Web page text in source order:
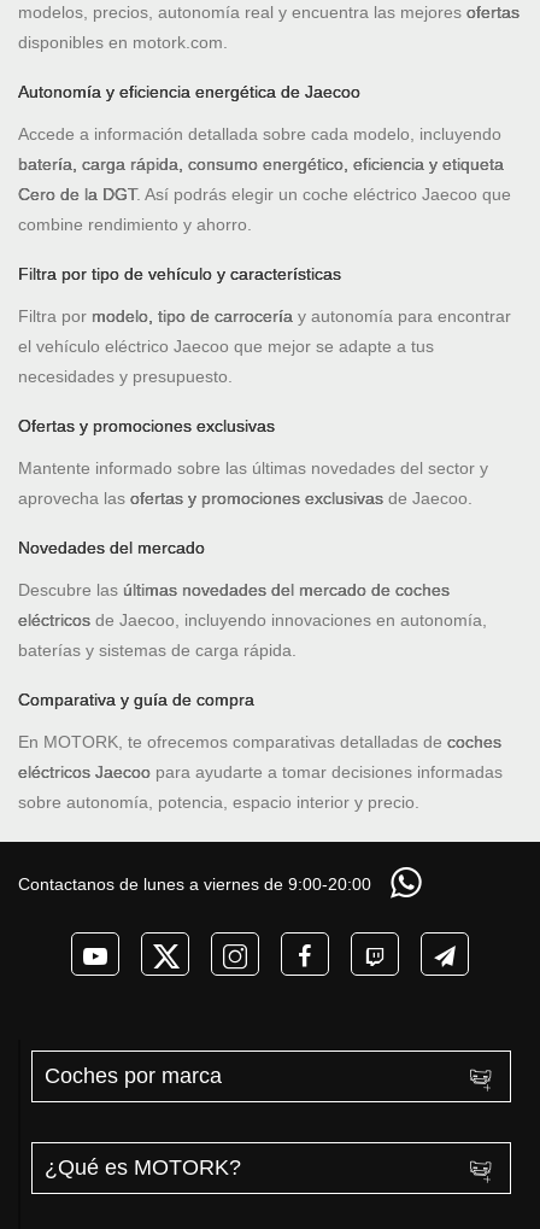
modelos, precios, autonomía real y encuentra las mejores ofertas
disponibles en motork.com.
Autonomía y eficiencia energética de Jaecoo
Accede a información detallada sobre cada modelo, incluyendo
batería, carga rápida, consumo energético, eficiencia y etiqueta
Cero de la DGT. Así podrás elegir un coche eléctrico Jaecoo que
combine rendimiento y ahorro.
Filtra por tipo de vehículo y características
Filtra por modelo, tipo de carrocería y autonomía para encontrar
el vehículo eléctrico Jaecoo que mejor se adapte a tus
necesidades y presupuesto.
Ofertas y promociones exclusivas
Mantente informado sobre las últimas novedades del sector y
aprovecha las ofertas y promociones exclusivas de Jaecoo.
Novedades del mercado
Descubre las últimas novedades del mercado de coches
eléctricos de Jaecoo, incluyendo innovaciones en autonomía,
baterías y sistemas de carga rápida.
Comparativa y guía de compra
En MOTORK, te ofrecemos comparativas detalladas de coches
eléctricos Jaecoo para ayudarte a tomar decisiones informadas
sobre autonomía, potencia, espacio interior y precio.
Contactanos de lunes a viernes de 9:00-20:00
Coches por marca
¿Qué es MOTORK?